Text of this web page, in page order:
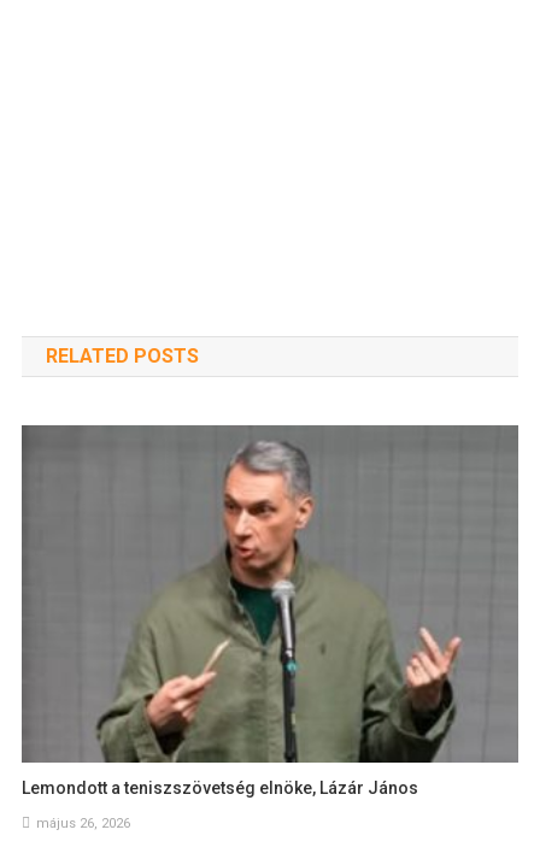
RELATED POSTS
Lemondott a teniszszövetség elnöke, Lázár János
május 26, 2026